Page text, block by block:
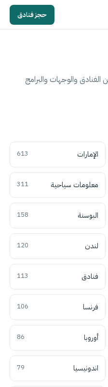
حجز فنادق
والوجهات والبرامج
الإمارات 613
معلومات سياحية 311
البوسنة 158
لندن 120
فنادق 113
فرنسا 106
أوروبا 86
اندونيسيا 79